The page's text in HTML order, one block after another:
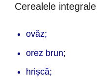
Cerealele
ovăz;
orez brun;
hrișcă;